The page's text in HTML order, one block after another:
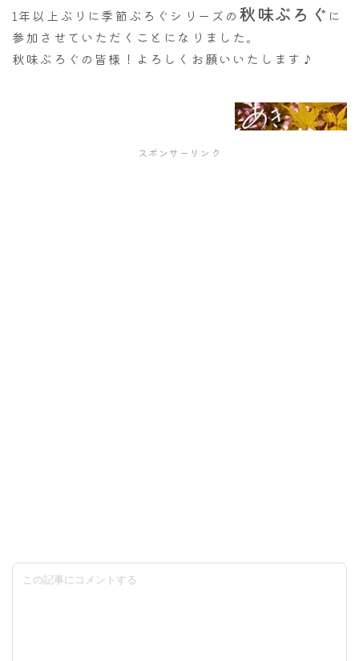
1年以上ぶりに季節ぶろぐシリーズの 秋味ぶろぐ に
参加させていただくことになりました。
秋味ぶろぐの皆様！よろしくお願いいたします♪
スポンサーリンク